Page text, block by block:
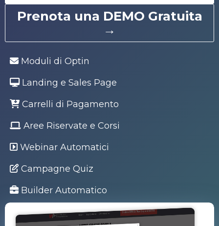
Prenota una DEMO Gratuita
→
Moduli di Optin
Landing e Sales Page
Carrelli di Pagamento
Aree Riservate e Corsi
Webinar Automatici
Campagne Quiz
Builder Automatico